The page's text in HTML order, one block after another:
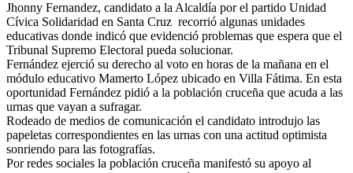
Jhonny Fernandez, candidato a la Alcaldía por el partido Unidad
Cívica Solidaridad en Santa Cruz recorrió algunas unidades
educativas donde indicó que evidenció problemas que espera que el
Tribunal Supremo Electoral pueda solucionar.
Fernández ejerció su derecho al voto en horas de la mañana en el
módulo educativo Mamerto López ubicado en Villa Fátima. En esta
oportunidad Fernández pidió a la población cruceña que acuda a las
urnas que vayan a sufragar.
Rodeado de medios de comunicación el candidato introdujo las
papeletas correspondientes en las urnas con una actitud optimista
sonriendo para las fotografías.
Por redes sociales la población cruceña manifestó su apoyo al